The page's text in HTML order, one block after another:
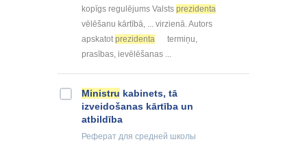
kopīgs regulējums Valsts prezidenta
vēlēšanu kārtībā, ... virzienā. Autors
apskatotprezidenta
termiņu,
prasības, ievēlēšanas ...
Ministru kabinets, tā
izveidošanas kārtība un
atbildība
Реферат для средней школы